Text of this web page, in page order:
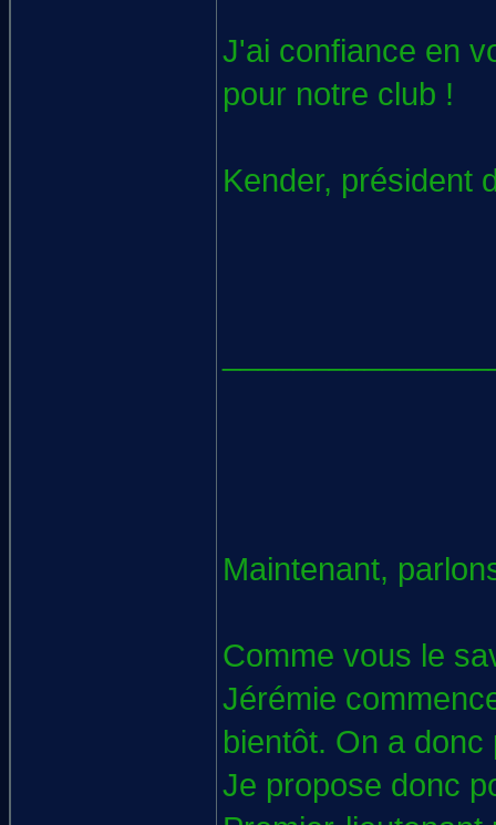
J'ai confiance en
pour notre club !
Kender, président
Maintenant,
Comme vous le
Jérémie
bientôt. On a
Je propose donc